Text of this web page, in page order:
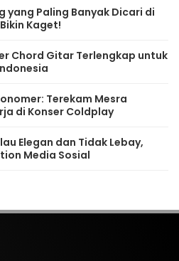
yang Paling Banyak Dicari di
Kaget!
Chord Gitar Terlengkap untuk
Terekam Mesra
di Konser Coldplay
Elegan dan Tidak Lebay,
Media Sosial